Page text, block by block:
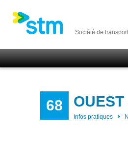
Société de
68
Infos pratiques